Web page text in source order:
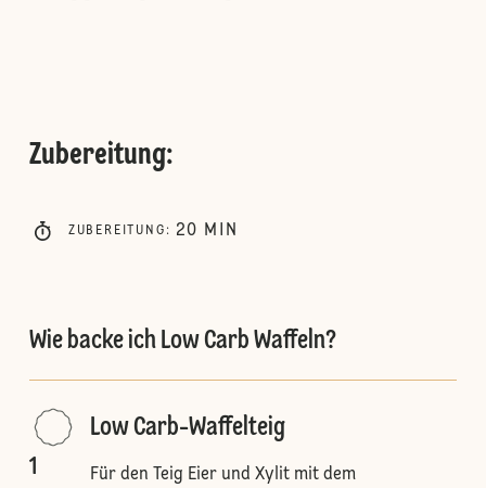
Zubereitung:
ZUBEREITUNG : 20 MIN
Wie backe ich Low Carb Waffeln?
1
Low Carb-Waffelteig
Für den Teig Eier und Xylit mit dem